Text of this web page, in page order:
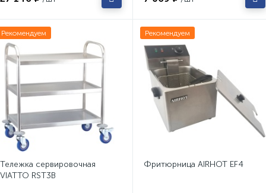
Рекомендуем
Тележка сервировочная
VIATTO RST3B
Рекомендуем
Фритюрница AIRHOT EF4